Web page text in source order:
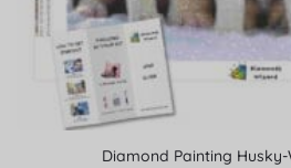
Diamond Painting